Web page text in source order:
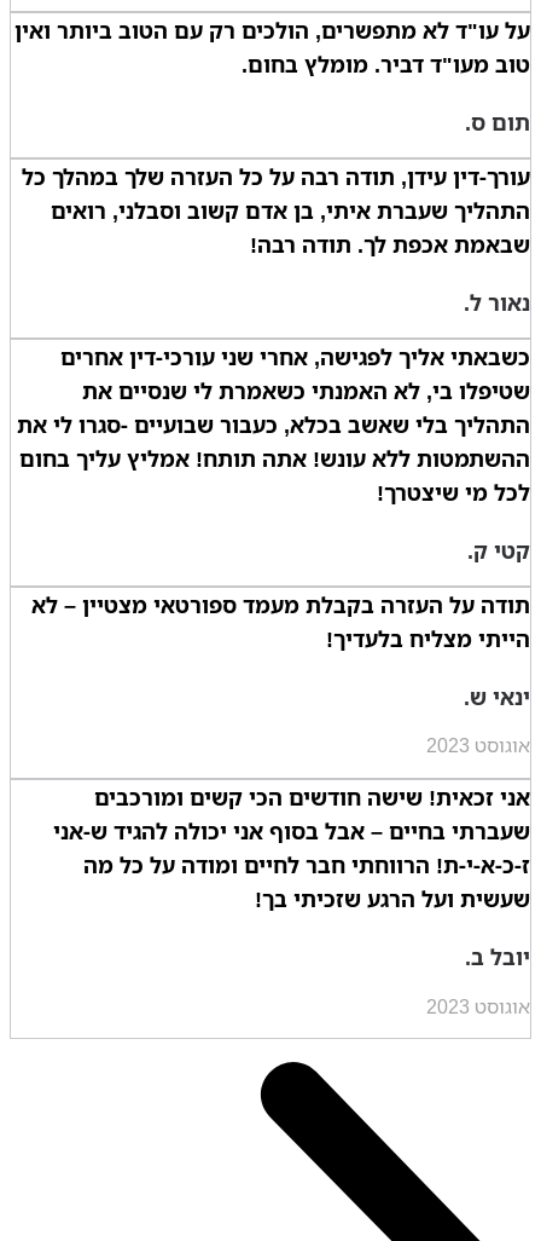
על עו"ד לא מתפשרים, הולכים רק עם הטוב ביותר ואין
טוב מעו"ד דביר. מומלץ בחום.
תום ס.
עורך-דין עידן, תודה רבה על כל העזרה שלך במהלך כל
התהליך שעברת איתי, בן אדם קשוב וסבלני, רואים
שבאמת אכפת לך. תודה רבה!
נאור ל.
כשבאתי אליך לפגישה, אחרי שני עורכי-דין אחרים
שטיפלו בי, לא האמנתי כשאמרת לי שנסיים את
התהליך בלי שאשב בכלא, כעבור שבועיים -סגרו לי את
ההשתמטות ללא עונש! אתה תותח! אמליץ עליך בחום
לכל מי שיצטרך!
קטי ק.
תודה על העזרה בקבלת מעמד ספורטאי מצטיין – לא
הייתי מצליח בלעדיך!
ינאי ש.
אוגוסט 2023
אני זכאית! שישה חודשים הכי קשים ומורכבים
שעברתי בחיים – אבל בסוף אני יכולה להגיד ש-אני
ז-כ-א-י-ת! הרווחתי חבר לחיים ומודה על כל מה
שעשית ועל הרגע שזכיתי בך!
יובל ב.
אוגוסט 2023